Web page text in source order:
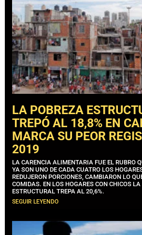
LA POBREZA
TREPÓ AL 18,8% EN
MARCA SU PEOR
2019
LA CARENCIA ALIMENTARIA FUE EL RUBRO
YA SON UNO DE CADA CUATRO LOS
REDUJERON PORCIONES, CAMBIARON LO
COMIDAS. EN LOS HOGARES CON CHICOS
ESTRUCTURAL TREPA AL 20,6%.
SEGUIR LEYENDO